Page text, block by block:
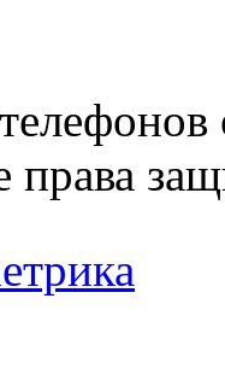
права